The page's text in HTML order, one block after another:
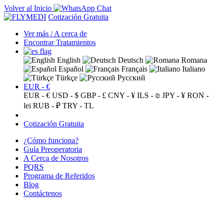
Volver al Inicio
Cotización Gratuita
Ver más / A cerca de
Encontrar Tratamientos
English Deutsch
Romana
Español
Français
Italiano
Türkçe
Русский
EUR - €
EUR - € USD - $ GBP - £ CNY - ¥ ILS - ₪ JPY - ¥ RON -
lei RUB - ₽ TRY - TL
Cotización Gratuita
¿Cómo funciona?
Guía Preoperatoria
A Cerca de Nosotros
PQRS
Programa de Referidos
Blog
Contáctenos